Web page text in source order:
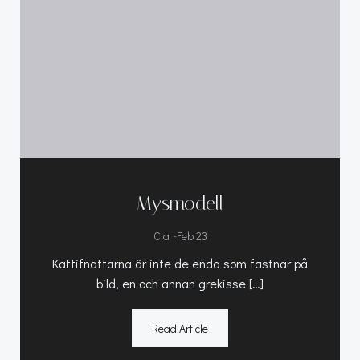
Mysmodell
Cia -Feb 23
Kattifnattarna är inte de enda som fastnar på
bild, en och annan grekisse […]
Read Article